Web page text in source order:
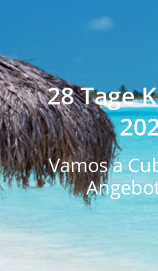
28 Tage
Vamos a